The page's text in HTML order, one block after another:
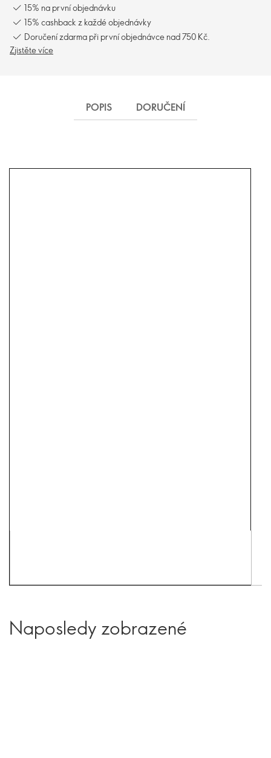
15% na první objednávku
15% cashback z každé objednávky
Doručení zdarma při první objednávce nad 750 Kč.
Zjistěte více
POPIS DORUČENÍ
Naposledy zobrazené